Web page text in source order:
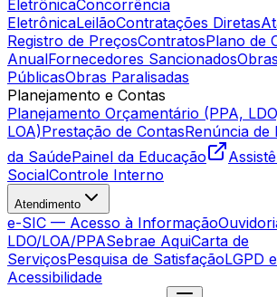
EletrônicaConcorrência
EletrônicaLeilãoContratações Diretas
Registro de PreçosContratosPlano de
AnualFornecedores SancionadosObras
PúblicasObras Paralisadas
Planejamento e Contas
Planejamento Orçamentário (PPA,
LOA)Prestação de ContasRenúncia de
da SaúdePainel da Educação
SocialControle Interno
Atendimento
e-SIC — Acesso à Informação
LDO/LOA/PPASebrae AquiCarta de
ServiçosPesquisa de SatisfaçãoLGPD e
Acessibilidade